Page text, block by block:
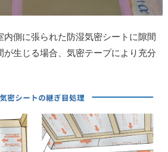
内側に張られた防湿気密シートに隙間
が生じる場合、気密テープにより充分